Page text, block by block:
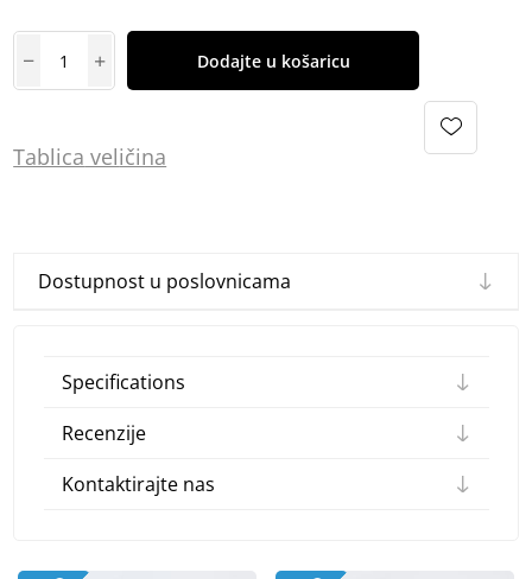
Dodajte u košaricu
Tablica veličina
Dostupnost u poslovnicama
Specifications
Recenzije
Kontaktirajte nas